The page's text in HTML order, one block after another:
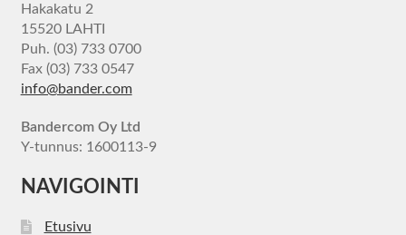
Hakakatu 2
15520 LAHTI
Puh. (03) 733 0700
Fax (03) 733 0547
info@bander.com
Bandercom Oy Ltd
Y-tunnus: 1600113-9
NAVIGOINTI
Etusivu